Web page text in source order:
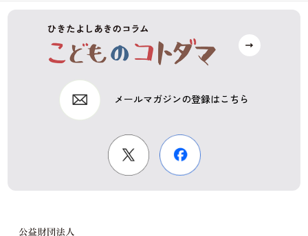
メールマガジンの登録はこちら